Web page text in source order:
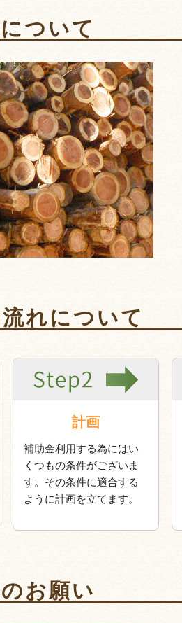
ついて
れについて
計画
補助金利用する為にはい
くつもの条件がございま
す。その条件に適合する
ように計画を立てます。
お願い